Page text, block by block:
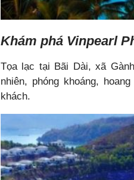
Khám phá Vinpearl
Tọa lạc tại Bãi Dài, xã
nhiên, phóng khoáng,
khách.